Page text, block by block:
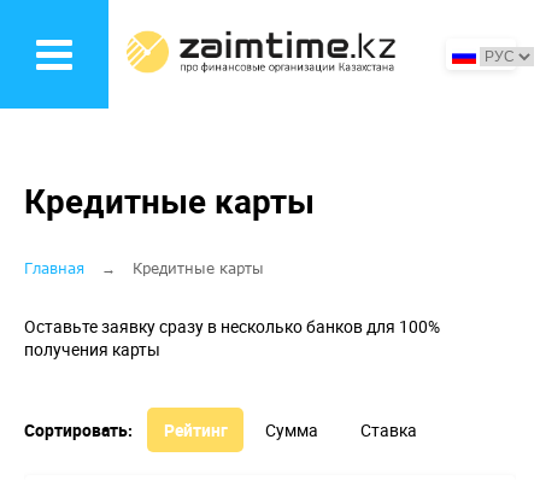
основному
Кредитные карты
Строка
навигации
Главная Кредитные карты
Оставьте заявку сразу в несколько банков для 100%
получения карты
Сортировать: Рейтинг Сумма Ставка